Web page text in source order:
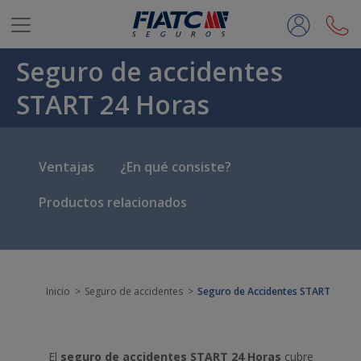
Saltar al contenido principal
Seguro de accidentes
START 24 Horas
Ventajas
¿En qué consiste?
Productos relacionados
Inicio Seguro de accidentes Seguro de Accidentes START
El seguro de accidentes START 24 Horas cubre